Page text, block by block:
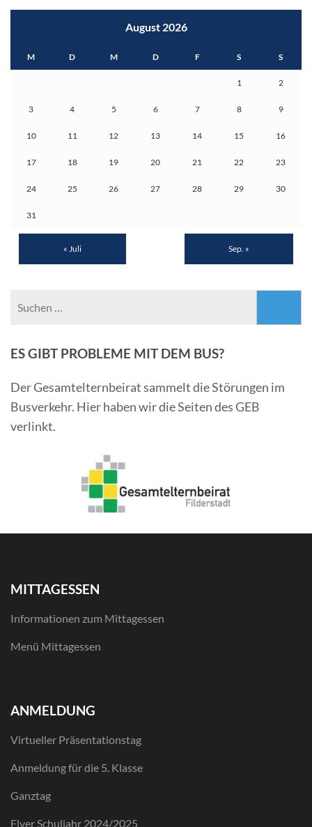
August 2026
M D M D F S S
1 2
3 4 5 6 7 8 9
10 11 12 13 14 15 16
17 18 19 20 21 22 23
24 25 26 27 28 29 30
31
« Juli Sep. »
ES GIBT PROBLEME MIT DEM BUS?
Der Gesamtelternbeirat sammelt die Störungen im
Busverkehr. Hier haben wir die Seiten des GEB
verlinkt.
MITTAGESSEN
Informationen zum Mittagessen
Menü Mittagessen
ANMELDUNG
Virtueller Präsentationstag
Anmeldung für die 5. Klasse
Ganztag
Flyer Schuljahr 2024/2025